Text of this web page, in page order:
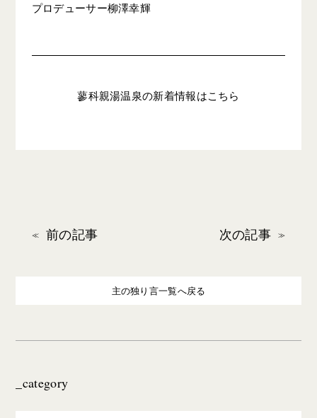
プロデューサー柳澤幸輝
蓼科親湯温泉の新着情報はこちら
前の記事 次の記事
主の独り言一覧へ戻る
_category